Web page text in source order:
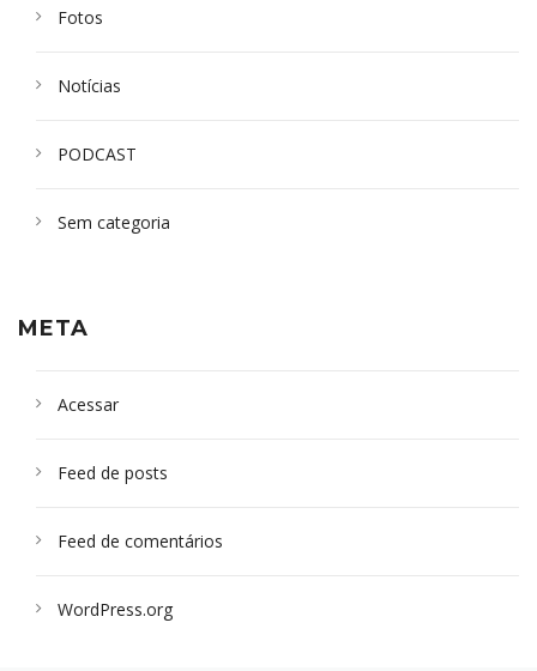
Fotos
Notícias
PODCAST
Sem categoria
META
Acessar
Feed de posts
Feed de comentários
WordPress.org